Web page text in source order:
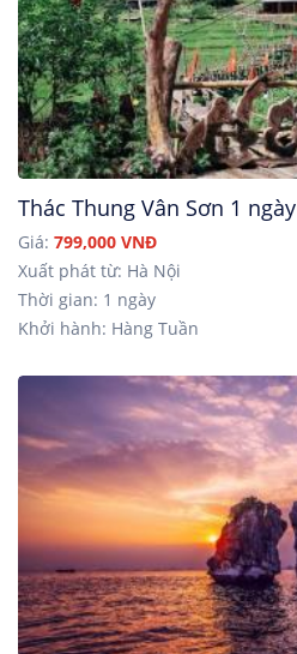
Thác Thung Vân Sơn 1 ngày
Giá: 799,000 VNĐ
Xuất phát từ: Hà Nội
Thời gian: 1 ngày
Khởi hành: Hàng Tuần